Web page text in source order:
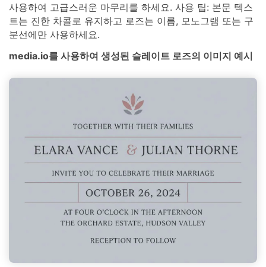
사용하여 고급스러운 마무리를 하세요. 사용 팁: 본문 텍스
트는 진한 차콜로 유지하고 로즈는 이름, 모노그램 또는 구
분선에만 사용하세요.
media.io를 사용하여 생성된 슬레이트 로즈의 이미지 예시